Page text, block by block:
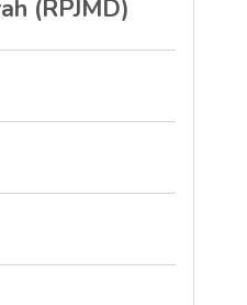
(RPJMD)